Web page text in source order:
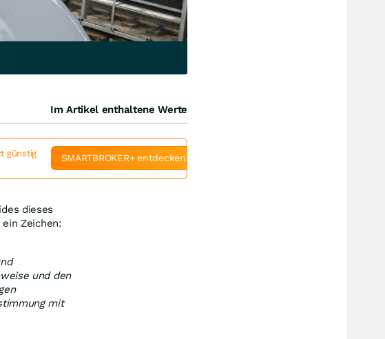
dieses
Zeichen:
und den
mit
Im Artikel enthaltene Werte
günstig
SMARTBROKER+ entdecken